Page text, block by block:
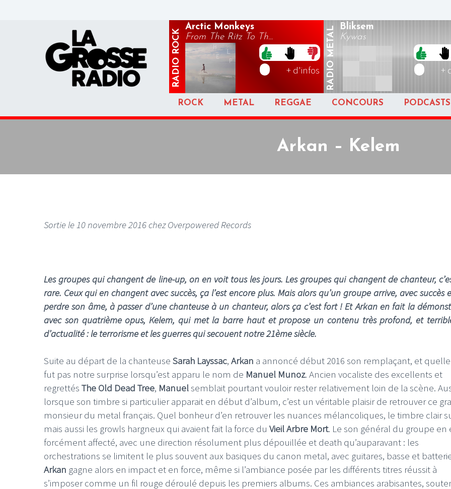
RADIO
ROCK
Arctic Monkeys
From The Ritz To Th...
+ d'infos RADIO
METAL Bliksem
Kywas
+
ROCK METAL REGGAE CONCOURS PODCASTS
Arkan – Kelem
Sortie le 10 novembre 2016 chez Overpowered Records
Les groupes qui changent de line-up, on en voit tous les jours. Les groupes qui changent de chanteur,
rare. Ceux qui en changent avec succès, ça l’est encore plus. Mais alors qu’un groupe arrive, avec succès
perdre son âme, à passer d’une chanteuse à un chanteur, alors ça c’est fort ! Et Arkan en fait la
avec son quatrième opus, Kelem, qui met la barre haut et propose un contenu très profond, et
d’actualité : le terrorisme et les guerres qui secouent notre 21ème siècle.
Suite au départ de la chanteuse Sarah Layssac, Arkan a annoncé début 2016 son remplaçant, et
fut pas notre surprise lorsqu’est apparu le nom de Manuel Munoz. Ancien vocaliste des excellents et
regrettés The Old Dead Tree, Manuelsemblait pourtant vouloir rester relativement loin de la scène.
lorsque son timbre si particulier apparait en début d’album, c’est un véritable plaisir de retrouver ce
monsieur du metal français. Quel bonheur d’en retrouver les nuances mélancoliques, le timbre clair
mais aussi les growls hargneux qui avaient fait la force du Vieil Arbre Mort. Le son général du groupe en
forcément affecté, avec une direction résolument plus dépouillée et death qu’auparavant : les
orchestrations se limitent le plus souvent aux basiques du canon metal, avec guitares, basse et
Arkan gagne alors en impact et en force, même si l’ambiance posée par les différents titres réussit à
s’imposer comme un fil rouge déroulé depuis les premiers albums. Ces ambiances arabisantes,